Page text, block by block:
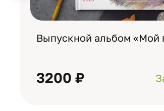
Выпускной альбом «Мой
3200 ₽